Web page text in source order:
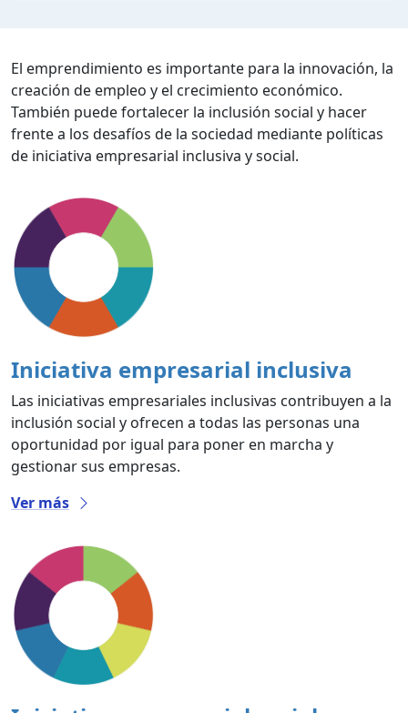
El emprendimiento es importante para la innovación, la
creación de empleo y el crecimiento económico.
También puede fortalecer la inclusión social y hacer
frente a los desafíos de la sociedad mediante políticas
de iniciativa empresarial inclusiva y social.
Iniciativa empresarial inclusiva
Las iniciativas empresariales inclusivas contribuyen a la
inclusión social y ofrecen a todas las personas una
oportunidad por igual para poner en marcha y
gestionar sus empresas.
Ver más